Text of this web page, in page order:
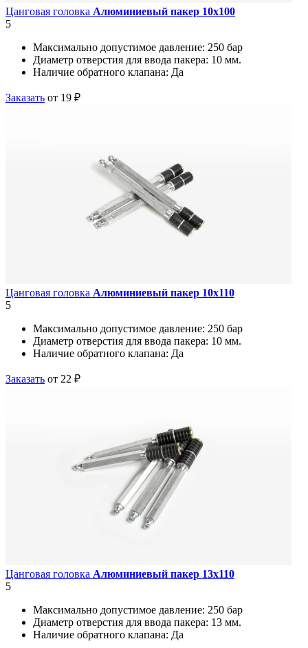
Цанговая головка Алюминиевый пакер 10х100
5
Максимально допустимое давление: 250 бар
Диаметр отверстия для ввода пакера: 10 мм.
Наличие обратного клапана: Да
Заказать от 19 ₽
Цанговая головка Алюминиевый пакер 10х110
5
Максимально допустимое давление: 250 бар
Диаметр отверстия для ввода пакера: 10 мм.
Наличие обратного клапана: Да
Заказать от 22 ₽
Цанговая головка Алюминиевый пакер 13х110
5
Максимально допустимое давление: 250 бар
Диаметр отверстия для ввода пакера: 13 мм.
Наличие обратного клапана: Да